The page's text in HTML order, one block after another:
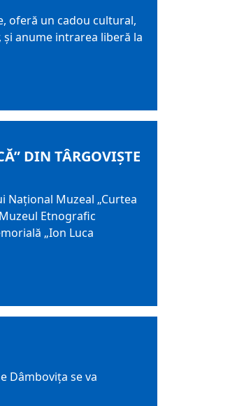
oferă un cadou cultural,
și anume intrarea liberă la
DIN TÂRGOVIȘTE
Național Muzeal „Curtea
Etnografic
„Ion Luca
Dâmboviţa se va